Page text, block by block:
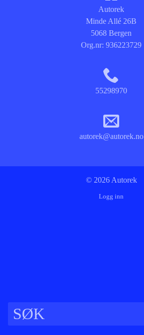
Autorek
Minde Allé 26B
5068 Bergen
Org.nr: 936223729
55298970
autorek@autorek.no
© 2026 Autorek
Logg inn